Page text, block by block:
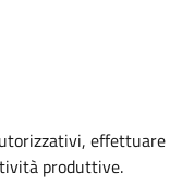
effettuare
produttive.